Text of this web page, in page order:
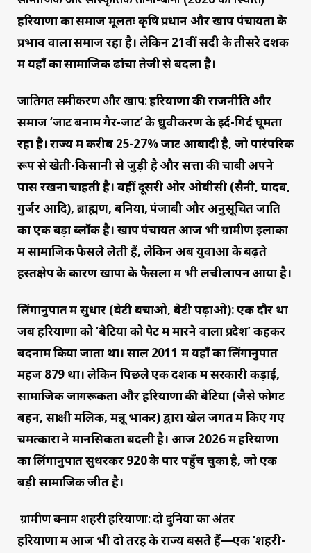
हरियाणा का समाज मूलतः कृषि प्रधान और खाप पंचायतों के
प्रभाव वाला समाज रहा है। लेकिन 21वीं सदी के तीसरे दशक
में यहाँ का सामाजिक ढांचा तेजी से बदला है।
जातिगत समीकरण और खापें:हरियाणा की राजनीति और
समाज ‘जाट बनाम गैर-जाट’ के ध्रुवीकरण के इर्द-गिर्द घूमता
रहा है। राज्य में करीब 25-27% जाट आबादी है, जो पारंपरिक
रूप से खेती-किसानी से जुड़ी है और सत्ता की चाबी अपने
पास रखना चाहती है। वहीं दूसरी ओर ओबीसी (सैनी, यादव,
गुर्जर आदि), ब्राह्मण, बनिया, पंजाबी और अनुसूचित जाति
का एक बड़ा ब्लॉक है। खाप पंचायतें आज भी ग्रामीण इलाकों
में सामाजिक फैसले लेती हैं, लेकिन अब युवाओं के बढ़ते
हस्तक्षेप के कारण खापों के फैसलों में भी लचीलापन आया है।
लिंगानुपात में सुधार (बेटी बचाओ, बेटी पढ़ाओ): एक दौर था
जब हरियाणा को ‘बेटियों को पेट में मारने वाला प्रदेश’ कहकर
बदनाम किया जाता था। साल 2011 में यहाँ का लिंगानुपात
महज 879 था। लेकिन पिछले एक दशक में सरकारी कड़ाई,
सामाजिक जागरूकता और हरियाणा की बेटियों (जैसे फोगट
बहनें, साक्षी मलिक, मन्नू भाकर) द्वारा खेल जगत में किए गए
चमत्कारों ने मानसिकता बदली है। आज 2026 में हरियाणा
का लिंगानुपात सुधरकर 920 के पार पहुँच चुका है, जो एक
बड़ी सामाजिक जीत है।
ग्रामीण बनाम शहरी हरियाणा: दो दुनिया का अंतर
हरियाणा में आज भी दो तरह के राज्य बसते हैं—एक ‘शहरी-